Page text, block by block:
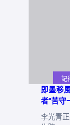
記
即墨移
者”苦守
李光青